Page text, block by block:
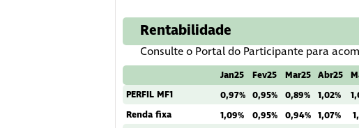
Rentabilidade
Consulte o Portal do Participante para
PERFIL MF1
Renda fixa
Jan25
0,97%
1,09%
Fev25
0,95%
0,95%
Mar25
0,89%
0,94%
Abr25
1,02%
1,07%